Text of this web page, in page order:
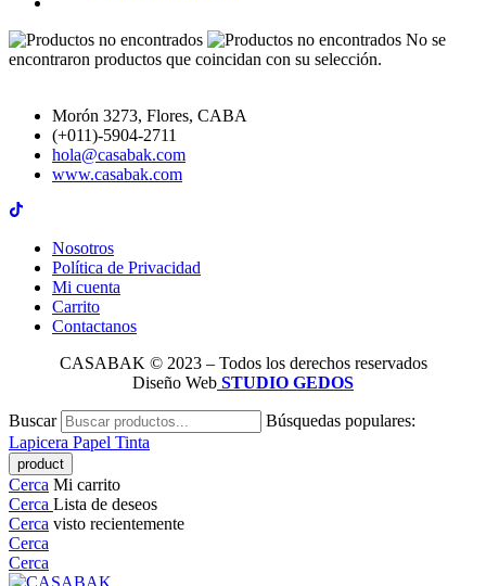
No se
encontraron productos que coincidan con su selección.
Morón 3273, Flores, CABA
(+011)-5904-2711
hola@casabak.com
www.casabak.com
Nosotros
Política de Privacidad
Mi cuenta
Carrito
Contactanos
CASABAK © 2023 – Todos los derechos reservados
Diseño Web STUDIO GEDOS
Buscar
Búsquedas populares:
Lapicera Papel Tinta
Cerca Mi carrito
Cerca Lista de deseos
Cerca visto recientemente
Cerca
Cerca